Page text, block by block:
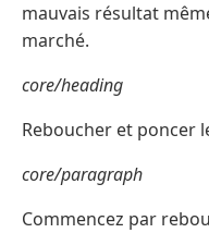
mauvais résultat
marché.
core/heading
Reboucher et poncer
core/paragraph
Commencez par